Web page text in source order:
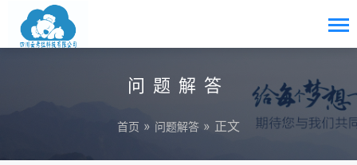
问题解答
首页 » 问题解答 » 正文